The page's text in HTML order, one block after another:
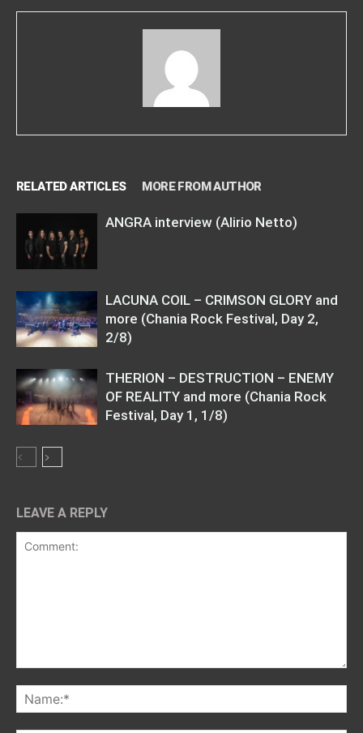
RELATED ARTICLES MORE FROM AUTHOR
ANGRA interview (Alirio Netto)
LACUNA COIL – CRIMSON GLORY and
more (Chania Rock Festival, Day 2,
2/8)
THERION – DESTRUCTION – ENEMY
OF REALITY and more (Chania Rock
Festival, Day 1, 1/8)
LEAVE A REPLY